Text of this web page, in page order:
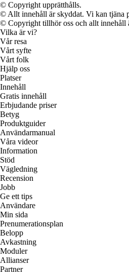
© Copyright upprätthålls.
© Allt innehåll är skyddat. Vi kan tjäna
© Copyright tillhör oss och allt innehåll
Vilka är vi?
Vår resa
Vårt syfte
Vårt folk
Hjälp oss
Platser
Innehåll
Gratis innehåll
Erbjudande priser
Betyg
Produktguider
Användarmanual
Våra videor
Information
Stöd
Vägledning
Recension
Jobb
Ge ett tips
Användare
Min sida
Prenumerationsplan
Belopp
Avkastning
Moduler
Allianser
Partner